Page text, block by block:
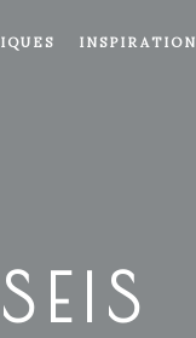
INSPIRATION